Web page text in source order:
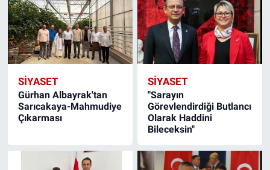
SİYASET
Gürhan Albayrak'tan
Sarıcakaya-Mahmudiye
Çıkarması
SİYASET
"Sarayın
Görevlendirdiği Butlancı
Olarak Haddini
Bileceksin"